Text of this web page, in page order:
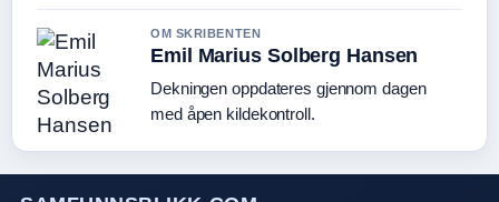
OM SKRIBENTEN
Emil Marius Solberg Hansen
Dekningen oppdateres gjennom dagen
med åpen kildekontroll.